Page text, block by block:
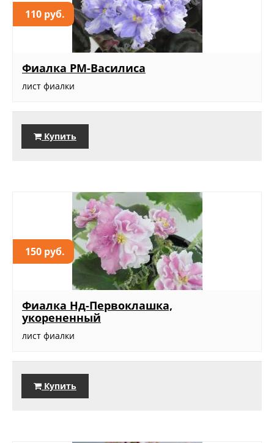
110 руб.
Фиалка РМ-Василиса
лист фиалки
Купить
150 руб.
Фиалка Нд-Первоклашка,
укорененный
лист фиалки
Купить